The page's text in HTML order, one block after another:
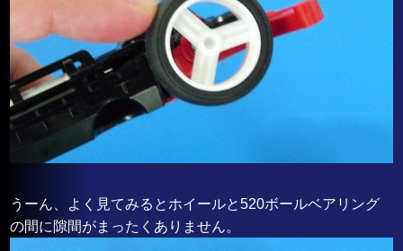
うーん、よく見てみるとホイールと520ボールベアリング
の間に隙間がまったくありません。